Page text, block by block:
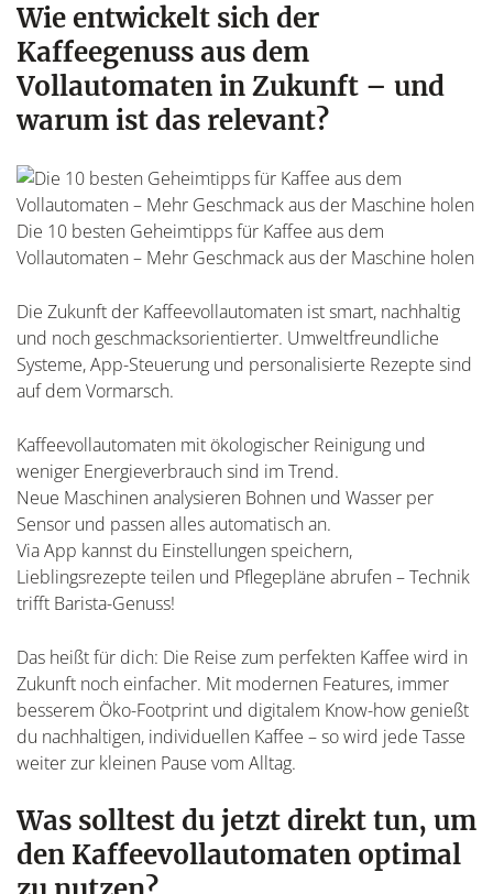
Wie entwickelt sich der
Kaffeegenuss aus dem
Vollautomaten in Zukunft – und
warum ist das relevant?
Die 10 besten Geheimtipps für Kaffee aus dem
Vollautomaten – Mehr Geschmack aus der Maschine holen
Die Zukunft der Kaffeevollautomaten ist smart, nachhaltig
und noch geschmacksorientierter. Umweltfreundliche
Systeme, App-Steuerung und personalisierte Rezepte sind
auf dem Vormarsch.
Kaffeevollautomaten mit ökologischer Reinigung und
weniger Energieverbrauch sind im Trend.
Neue Maschinen analysieren Bohnen und Wasser per
Sensor und passen alles automatisch an.
Via App kannst du Einstellungen speichern,
Lieblingsrezepte teilen und Pflegepläne abrufen – Technik
trifft Barista-Genuss!
Das heißt für dich: Die Reise zum perfekten Kaffee wird in
Zukunft noch einfacher. Mit modernen Features, immer
besserem Öko-Footprint und digitalem Know-how genießt
du nachhaltigen, individuellen Kaffee – so wird jede Tasse
weiter zur kleinen Pause vom Alltag.
Was solltest du jetzt direkt tun, um
den Kaffeevollautomaten optimal